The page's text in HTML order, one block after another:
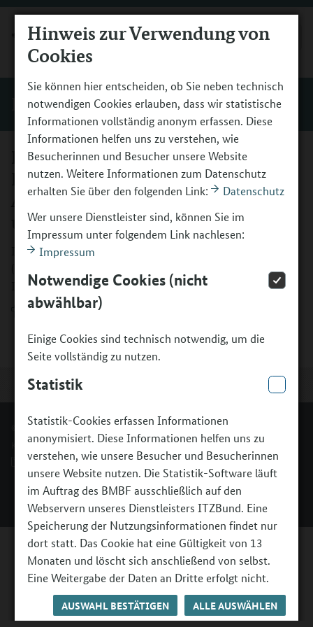
Hinweis zur Verwendung von
Cookies
Sie können hier entscheiden, ob Sie neben technisch
notwendigen Cookies erlauben, dass wir statistische
Informationen vollständig anonym erfassen. Diese
Informationen helfen uns zu verstehen, wie
Besucherinnen und Besucher unsere Website
nutzen. Weitere Informationen zum Datenschutz
erhalten Sie über den folgenden Link:
Datenschutz
Wer unsere Dienstleister sind, können Sie im
Impressum unter folgendem Link nachlesen:
Impressum
Notwendige Cookies (nicht
abwählbar)
Einige Cookies sind technisch notwendig, um die
Seite vollständig zu nutzen.
Statistik
Statistik-Cookies erfassen Informationen
anonymisiert. Diese Informationen helfen uns zu
verstehen, wie unsere Besucher und Besucherinnen
unsere Website nutzen. Die Statistik-Software läuft
im Auftrag des BMBF ausschließlich auf den
Webservern unseres Dienstleisters ITZBund. Eine
Speicherung der Nutzungsinformationen findet nur
dort statt. Das Cookie hat eine Gültigkeit von 13
Monaten und löscht sich anschließend von selbst.
Eine Weitergabe der Daten an Dritte erfolgt nicht.
AUSWAHL BESTÄTIGEN ALLE AUSWÄHLEN
MENÜ
Begleitung
Infoblatt „‚Kultur macht stark.
Bündnisse für Bildung‘ (2023-2027):
Abgrenzung zum Schulunterricht
und Integration in den Ganztag"
Infoblatt „‚Kultur macht stark. Bündnisse für Bildung‘
Integration in den Ganztag"
Download (PDF, 313KB, Datei ist nicht barrierefrei)
© Bundesministerium für Bildung, Familie, Senioren, Frauen und Jugend.
Kontakt
Impressum
Erklärung zur Barrierefreiheit
Barriere melden